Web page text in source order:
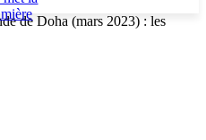
de Doha (mars 2023) : les